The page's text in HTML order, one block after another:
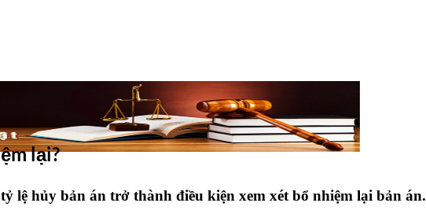
lại?
lệ hủy bản án trở thành điều kiện xem xét bổ nhiệm lại bản án.